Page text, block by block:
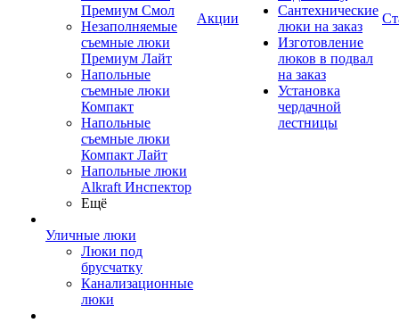
Премиум Смол
Незаполняемые
съемные люки
Премиум Лайт
Напольные
съемные люки
Компакт
Напольные
съемные люки
Компакт Лайт
Напольные люки
Alkraft Инспектор
Ещё
Уличные люки
Люки под
брусчатку
Канализационные
люки
Акции
Сантехнические
люки на заказ
Изготовление
люков в подвал
на заказ
Установка
чердачной
лестницы